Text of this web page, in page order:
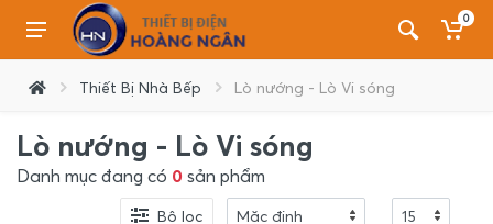
0
Thiết Bị Nhà Bếp Lò nướng - Lò Vi sóng
Lò nướng - Lò Vi sóng
Danh mục đang có 0 sản phẩm
Bộ lọc